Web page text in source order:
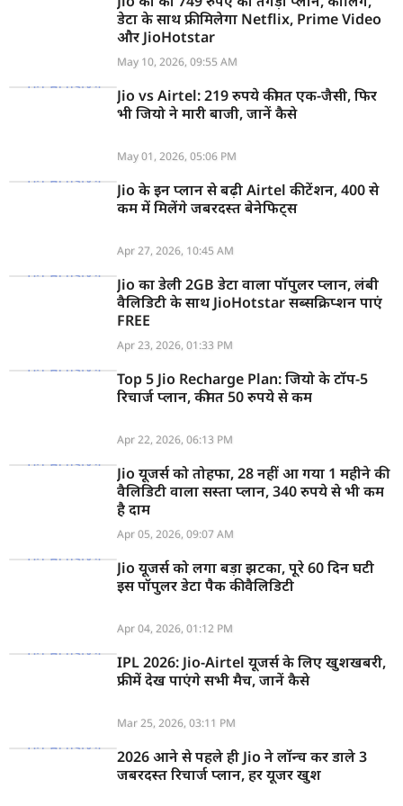
डेटा के साथ फ्री मिलेगा Netflix, Prime Video
और JioHotstar
May 10, 2026, 09:55 AM
Jio vs Airtel: 219 रुपये कीमत एक-जैसी, फिर
भी जियो ने मारी बाजी, जानें कैसे
May 01, 2026, 05:06 PM
Jio के इन प्लान से बढ़ी Airtel की टेंशन, 400 से
कम में मिलेंगे जबरदस्त बेनेफिट्स
Apr 27, 2026, 10:45 AM
Jio का डेली 2GB डेटा वाला पॉपुलर प्लान, लंबी
वैलिडिटी के साथ JioHotstar सब्सक्रिप्शन पाएं
FREE
Apr 23, 2026, 01:33 PM
Top 5 Jio Recharge Plan: जियो के टॉप-5
रिचार्ज प्लान, कीमत 50 रुपये से कम
Apr 22, 2026, 06:13 PM
Jio यूजर्स को तोहफा, 28 नहीं आ गया 1 महीने की
वैलिडिटी वाला सस्ता प्लान, 340 रुपये से भी कम
है दाम
Apr 05, 2026, 09:07 AM
Jio यूजर्स को लगा बड़ा झटका, पूरे 60 दिन घटी
इस पॉपुलर डेटा पैक की वैलिडिटी
Apr 04, 2026, 01:12 PM
IPL 2026: Jio-Airtel यूजर्स के लिए खुशखबरी,
फ्री में देख पाएंगे सभी मैच, जानें कैसे
Mar 25, 2026, 03:11 PM
2026 आने से पहले ही Jio ने लॉन्च कर डाले 3
जबरदस्त रिचार्ज प्लान, हर यूजर खुश